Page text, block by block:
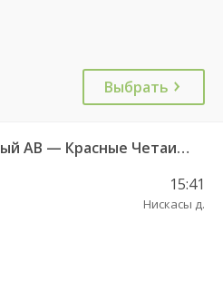
Выбрать
Чебоксары Пригородный АВ — Красные Четаи с. ДКП ч/з Нискасы д. 533
15:41
Нискасы д.